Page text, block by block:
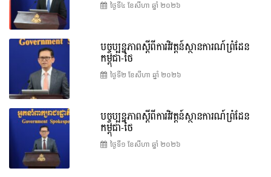
ថ្ងៃទី៤ ខែ​សីហា ឆ្នាំ ២០២៦
បច្ចុប្បន្នភាពស្ដីពីការវិវត្តន៍ស្ថានការណ៍ព្រំដែន
កម្ពុជា-ថៃ
ថ្ងៃទី២ ខែ​សីហា ឆ្នាំ ២០២៦
បច្ចុប្បន្នភាពស្ដីពីការវិវត្តន៍ស្ថានការណ៍ព្រំដែន
កម្ពុជា-ថៃ
ថ្ងៃទី១ ខែ​សីហា ឆ្នាំ ២០២៦